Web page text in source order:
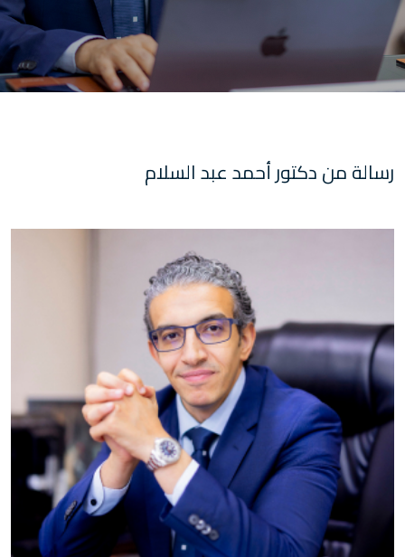
رسالة من دكتور أحمد عبد السلام